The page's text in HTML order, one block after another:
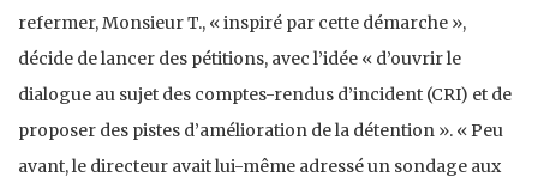
refermer, Monsieur T., « inspiré par cette démarche »,
décide de lancer des pétitions, avec l’idée « d’ouvrir le
dialogue au sujet des comptes-rendus d’incident (CRI) et de
proposer des pistes d’amélioration de la détention ». « Peu
avant, le directeur avait lui-même adressé un sondage aux